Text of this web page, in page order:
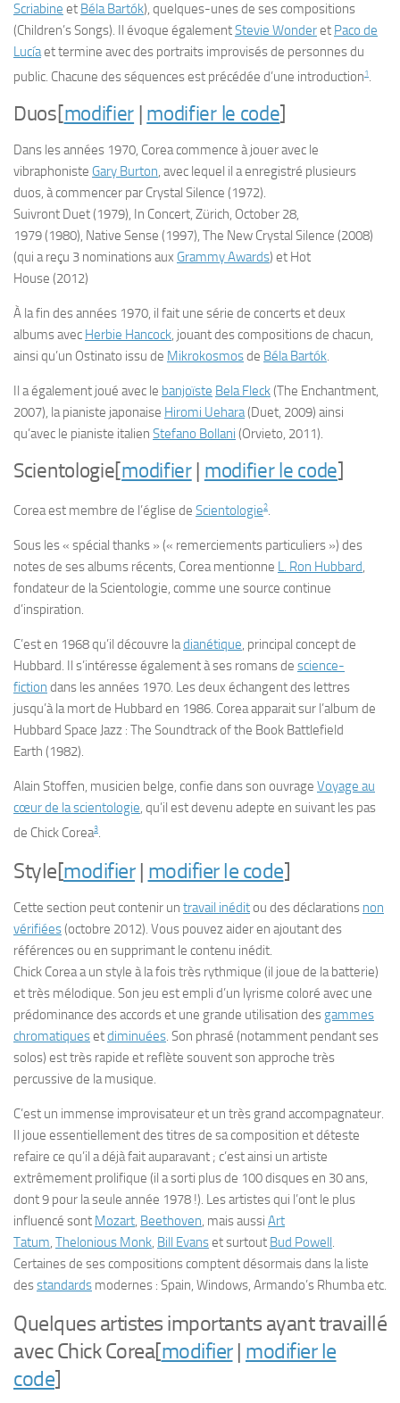
Scriabine et Béla Bartók), quelques-unes de ses compositions
(Children’s Songs). Il évoque égalementStevie Wonderet Paco de
Lucíaet termine avec des portraits improvisés de personnes du
public. Chacune des séquences est précédée d’une introduction1.
Duos[modifier modifier le code]
Dans les années 1970, Corea commence à jouer avec le
vibraphoniste Gary Burton, avec lequel il a enregistré plusieurs
duos, à commencer par Crystal Silence (1972).
Suivront Duet(1979), In Concert, Zürich, October 28,
1979(1980), Native Sense (1997), The New Crystal Silence (2008)
(qui a reçu 3 nominations aux Grammy Awards) et Hot
House (2012)
À la fin des années 1970, il fait une série de concerts et deux
albums avec Herbie Hancock, jouant des compositions de chacun,
ainsi qu’un Ostinato issu de Mikrokosmosde Béla Bartók.
Il a également joué avec le banjoïste Bela Fleck(The Enchantment,
2007), la pianiste japonaise Hiromi Uehara(Duet, 2009) ainsi
qu’avec le pianiste italien Stefano Bollani (Orvieto, 2011).
Scientologie[modifier| modifier le code]
Corea est membre de l’église de Scientologie2.
Sous les « spécial thanks » (« remerciements particuliers ») des
notes de ses albums récents, Corea mentionne L. Ron Hubbard,
fondateur de la Scientologie, comme une source continue
d’inspiration.
C’est en 1968 qu’il découvre ladianétique, principal concept de
Hubbard. Il s’intéresse également à ses romans de science-
fiction dans les années 1970. Les deux échangent des lettres
jusqu’à la mort de Hubbard en 1986. Corea apparait sur l’album de
Hubbard Space Jazz : The Soundtrack of the Book Battlefield
Earth (1982).
Alain Stoffen, musicien belge, confie dans son ouvrage Voyage au
cœur de la scientologie, qu’il est devenu adepte en suivant les pas
de Chick Corea3.
Style[modifier| modifier le code]
Cette section peut contenir un travail inéditou des déclarations non
vérifiées(octobre 2012). Vous pouvez aider en ajoutant des
références ou en supprimant le contenu inédit.
Chick Corea a un style à la fois très rythmique (il joue de la batterie)
et très mélodique. Son jeu est empli d’un lyrisme coloré avec une
prédominance des accords et une grande utilisation des gammes
chromatiquesetdiminuées. Son phrasé (notamment pendant ses
solos) est très rapide et reflète souvent son approche très
percussive de la musique.
C’est un immense improvisateur et un très grand accompagnateur.
Il joue essentiellement des titres de sa composition et déteste
refaire ce qu’il a déjà fait auparavant ; c’est ainsi un artiste
extrêmement prolifique (il a sorti plus de 100 disques en 30 ans,
dont 9 pour la seule année 1978 !). Les artistes qui l’ont le plus
influencé sont Mozart, Beethoven, mais aussi Art
Tatum, Thelonious Monk, Bill Evanset surtout Bud Powell.
Certaines de ses compositions comptent désormais dans la liste
desstandards modernes : Spain, Windows, Armando’s Rhumbaetc.
Quelques artistes importants ayant travaillé
avec Chick Corea[modifier| modifier le
code]